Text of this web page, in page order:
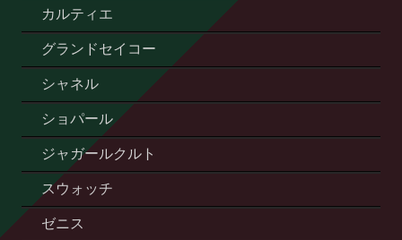
カルティエ
グランドセイコー
シャネル
ショパール
ジャガールクルト
スウォッチ
ゼニス